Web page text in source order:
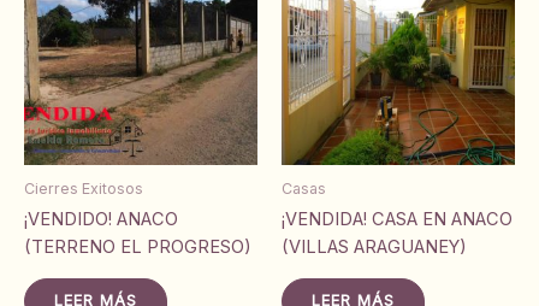
Cierres Exitosos
¡VENDIDO! ANACO
(TERRENO EL PROGRESO)
LEER MÁS
Casas
¡VENDIDA! CASA EN ANACO
(VILLAS ARAGUANEY)
LEER MÁS